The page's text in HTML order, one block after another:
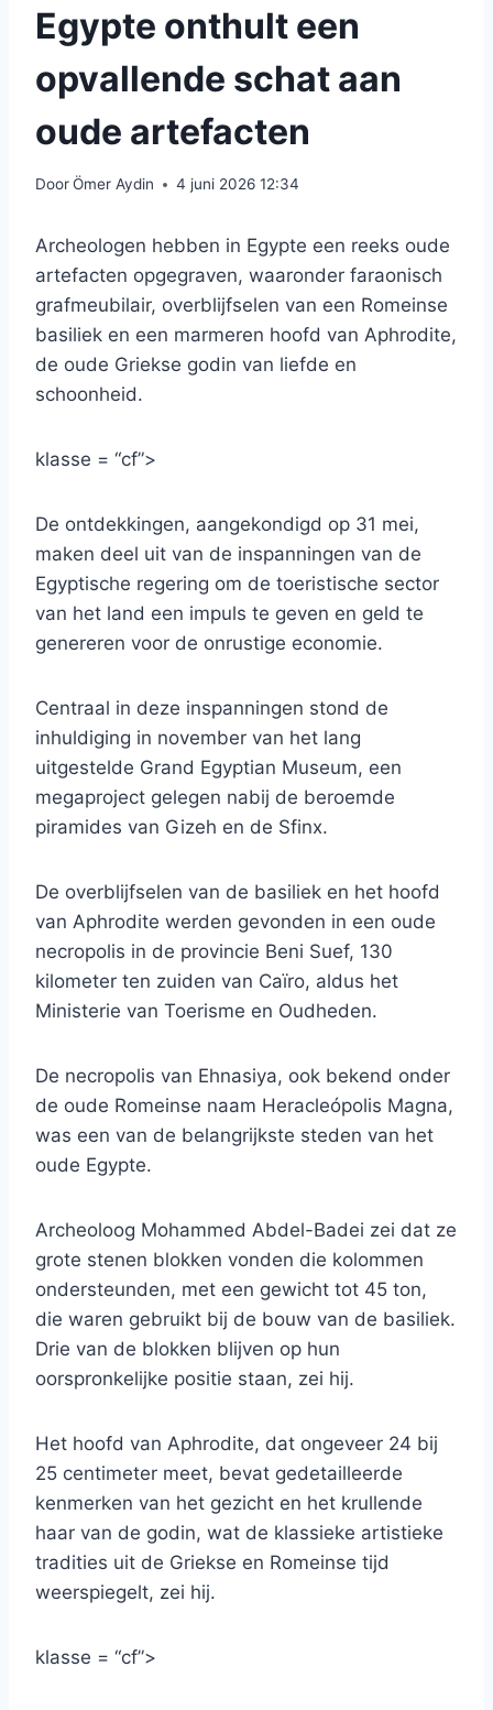
Egypte onthult een
opvallende schat aan
oude artefacten
DoorÖmer Aydin 4 juni 2026 12:34
Archeologen hebben in Egypte een reeks oude
artefacten opgegraven, waaronder faraonisch
grafmeubilair, overblijfselen van een Romeinse
basiliek en een marmeren hoofd van Aphrodite,
de oude Griekse godin van liefde en
schoonheid.
klasse = “cf”>
De ontdekkingen, aangekondigd op 31 mei,
maken deel uit van de inspanningen van de
Egyptische regering om de toeristische sector
van het land een impuls te geven en geld te
genereren voor de onrustige economie.
Centraal in deze inspanningen stond de
inhuldiging in november van het lang
uitgestelde Grand Egyptian Museum, een
megaproject gelegen nabij de beroemde
piramides van Gizeh en de Sfinx.
De overblijfselen van de basiliek en het hoofd
van Aphrodite werden gevonden in een oude
necropolis in de provincie Beni Suef, 130
kilometer ten zuiden van Caïro, aldus het
Ministerie van Toerisme en Oudheden.
De necropolis van Ehnasiya, ook bekend onder
de oude Romeinse naam Heracleópolis Magna,
was een van de belangrijkste steden van het
oude Egypte.
Archeoloog Mohammed Abdel-Badei zei dat ze
grote stenen blokken vonden die kolommen
ondersteunden, met een gewicht tot 45 ton,
die waren gebruikt bij de bouw van de basiliek.
Drie van de blokken blijven op hun
oorspronkelijke positie staan, zei hij.
Het hoofd van Aphrodite, dat ongeveer 24 bij
25 centimeter meet, bevat gedetailleerde
kenmerken van het gezicht en het krullende
haar van de godin, wat de klassieke artistieke
tradities uit de Griekse en Romeinse tijd
weerspiegelt, zei hij.
klasse = “cf”>